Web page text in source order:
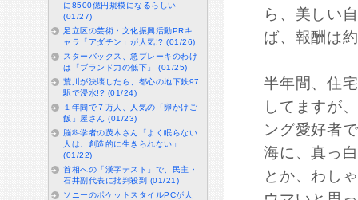
ら、美しい
ば、報酬は
半年間、住
してますが
ング愛好者
海に、真っ
とか、わし
に8500億円規模になるらしい
(01/27)
足立区の芸術・文化振興活動PRキ
ャラ「アダチン」が人気!? (01/26)
スターバックス、急ブレーキのわけ
は「ブランド力の低下」 (01/25)
荒川が決壊したら、都心の地下鉄97
駅で浸水!? (01/24)
１年間で７万人、人気の「卵かけご
飯」屋さん (01/23)
脳科学者の茂木さん「よく眠らない
人は、創造的に生きられない」
(01/22)
首相への「漢字テスト」で、民主・
石井副代表に批判殺到 (01/21)
ソニーのポケットスタイルPCが人